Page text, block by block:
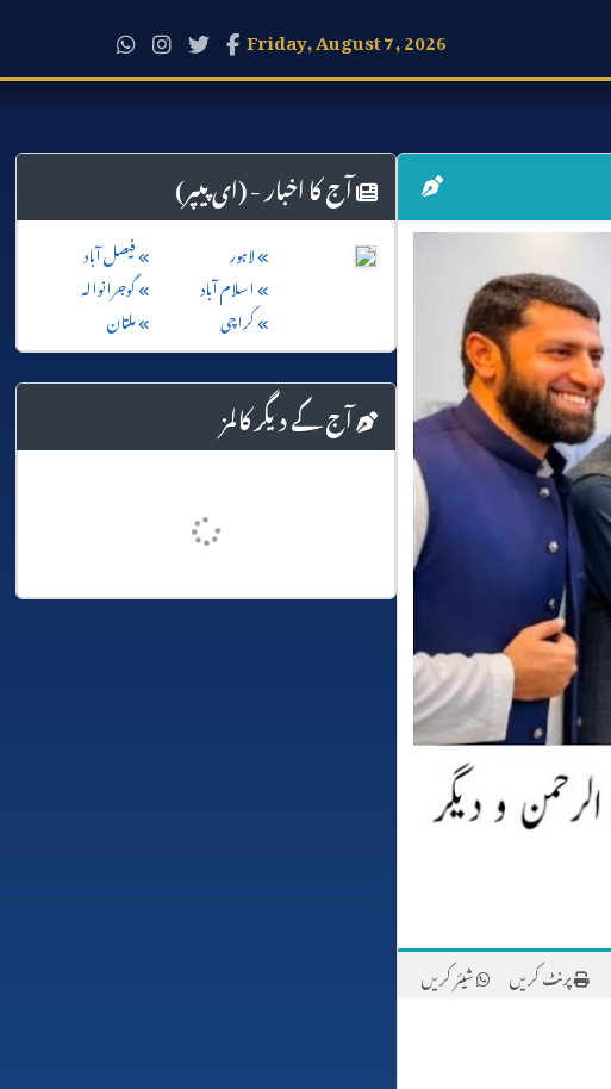
Friday, August 7, 2026
پرنٹ کریں شیئر کریں
آج کا اخبار - (ای پیپر)
لاہور
فیصل آباد
اسلام آباد
گوجرانوالہ
کراچی
ملتان
آج کے دیگر کالمز